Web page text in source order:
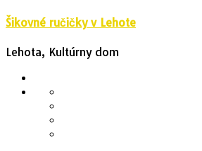
Šikovné ručičky v Lehote
Lehota, Kultúrny dom